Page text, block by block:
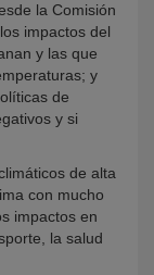
la Comisión
impactos del
y las que
y
de
y si
de alta
con mucho
impactos en
la salud